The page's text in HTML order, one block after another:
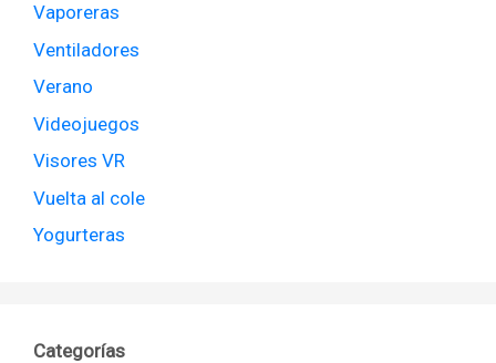
Vaporeras
Ventiladores
Verano
Videojuegos
Visores VR
Vuelta al cole
Yogurteras
Categorías